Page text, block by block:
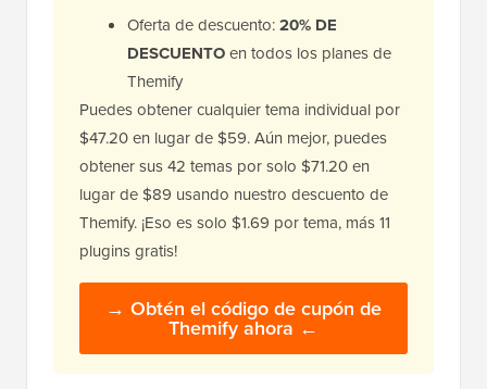
Oferta de descuento:20% DE
DESCUENTOen todos los planes de
Themify
Puedes obtener cualquier tema individual por
$47.20 en lugar de $59. Aún mejor, puedes
obtener sus 42 temas por solo $71.20 en
lugar de $89 usando nuestro descuento de
Themify. ¡Eso es solo $1.69 por tema, más 11
plugins gratis!
→ Obtén el código de cupón de
Themify ahora ←